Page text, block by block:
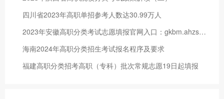
四川省2023年高职单招参考人数达30.99万人
2023年安徽高职分类考试志愿填报官网入口：gkbm.ahzsks.cn
海南2024年高职分类招生考试报名程序及要求
福建高职分类招考高职（专科）批次常规志愿19日起填报